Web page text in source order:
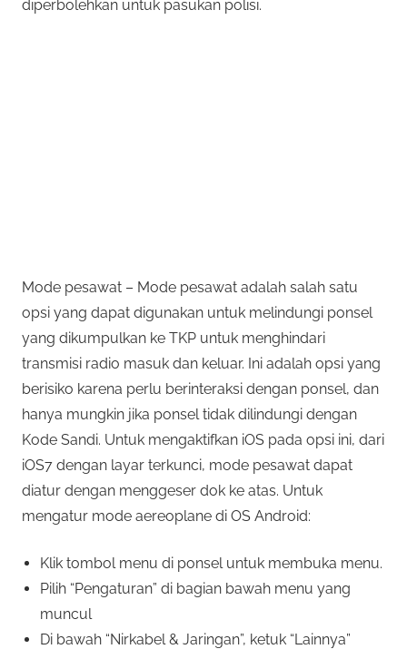
diperbolehkan untuk pasukan polisi.
Mode pesawat – Mode pesawat adalah salah satu
opsi yang dapat digunakan untuk melindungi ponsel
yang dikumpulkan ke TKP untuk menghindari
transmisi radio masuk dan keluar. Ini adalah opsi yang
berisiko karena perlu berinteraksi dengan ponsel, dan
hanya mungkin jika ponsel tidak dilindungi dengan
Kode Sandi. Untuk mengaktifkan iOS pada opsi ini, dari
iOS7 dengan layar terkunci, mode pesawat dapat
diatur dengan menggeser dok ke atas. Untuk
mengatur mode aereoplane di OS Android:
Klik tombol menu di ponsel untuk membuka menu.
Pilih “Pengaturan” di bagian bawah menu yang
muncul
Di bawah “Nirkabel & Jaringan”, ketuk “Lainnya”